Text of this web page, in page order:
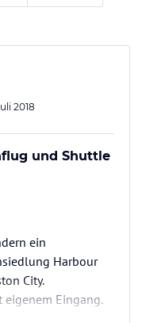
2018
und Shuttle
ein
Harbour
City.
eigenem Eingang.